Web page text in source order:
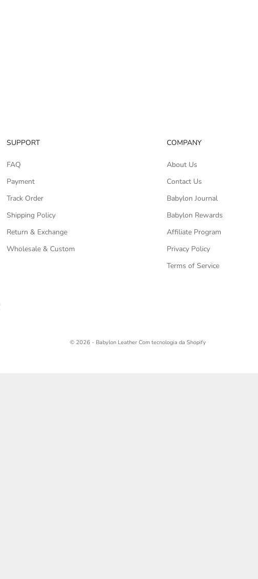
SUPPORT
FAQ
Payment
Track Order
Shipping Policy
Return & Exchange
Wholesale & Custom
COMPANY
About Us
Contact Us
Babylon Journal
Babylon Rewards
Affiliate Program
Privacy Policy
Terms of Service
© 2026 - Babylon Leather Com tecnologia da Shopify